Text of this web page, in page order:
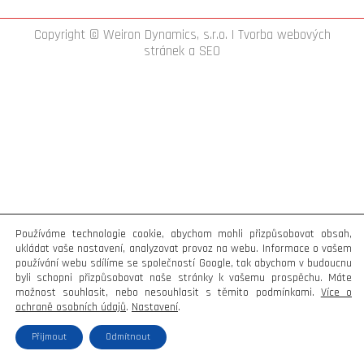
Copyright © Weiron Dynamics, s.r.o. | Tvorba webových
stránek a SEO
Používáme technologie cookie, abychom mohli přizpůsobovat obsah,
ukládat vaše nastavení, analyzovat provoz na webu. Informace o vašem
používání webu sdílíme se společností Google, tak abychom v budoucnu
byli schopni přizpůsobovat naše stránky k vašemu prospěchu. Máte
možnost souhlasit, nebo nesouhlasit s těmito podmínkami. Více o
ochraně osobních údajů. Nastavení.
Přijmout Odmítnout